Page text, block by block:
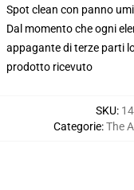
Spot clean con panno
Dal momento che ogni
appagante di terze parti
prodotto ricevuto
SKU:
Categorie:The